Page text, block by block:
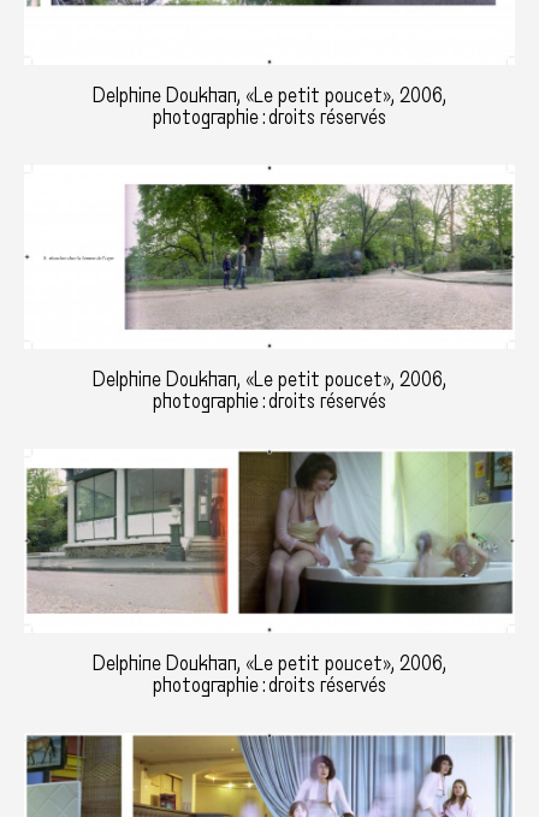
Delphine Doukhan, «Le petit poucet», 2006,
photographie : droits réservés
Delphine Doukhan, «Le petit poucet», 2006,
photographie : droits réservés
Delphine Doukhan, «Le petit poucet», 2006,
photographie : droits réservés